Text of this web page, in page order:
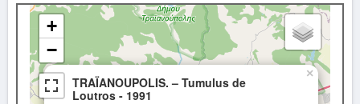
TRAÏANOUPOLIS. – Tumulus de
Loutros - 1991
×
+
−